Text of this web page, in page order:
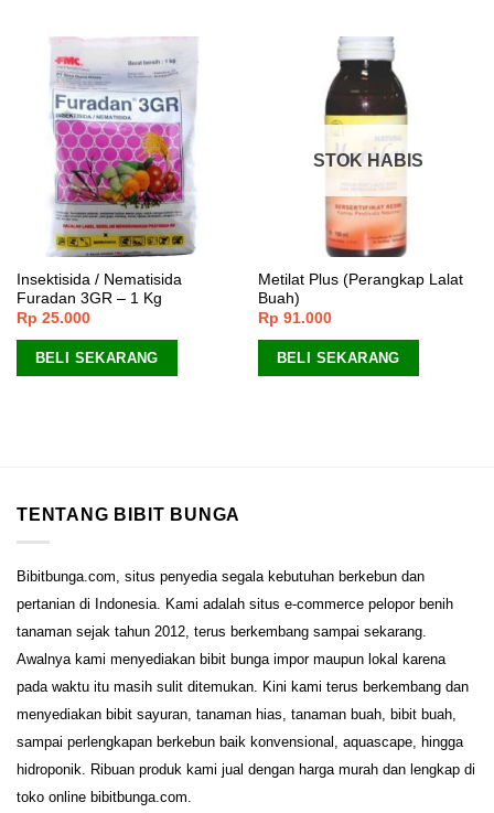
Insektisida / Nematisida
Furadan 3GR – 1 Kg
Rp 25.000
BELI SEKARANG
STOK HABIS
Metilat Plus (Perangkap Lalat
Buah)
Rp 91.000
BELI SEKARANG
TENTANG BIBIT BUNGA
Bibitbunga.com, situs penyedia segala kebutuhan berkebun dan
pertanian di Indonesia. Kami adalah situs e-commerce pelopor benih
tanaman sejak tahun 2012, terus berkembang sampai sekarang.
Awalnya kami menyediakan bibit bunga impor maupun lokal karena
pada waktu itu masih sulit ditemukan. Kini kami terus berkembang dan
menyediakan bibit sayuran, tanaman hias, tanaman buah, bibit buah,
sampai perlengkapan berkebun baik konvensional, aquascape, hingga
hidroponik. Ribuan produk kami jual dengan harga murah dan lengkap di
toko online bibitbunga.com.